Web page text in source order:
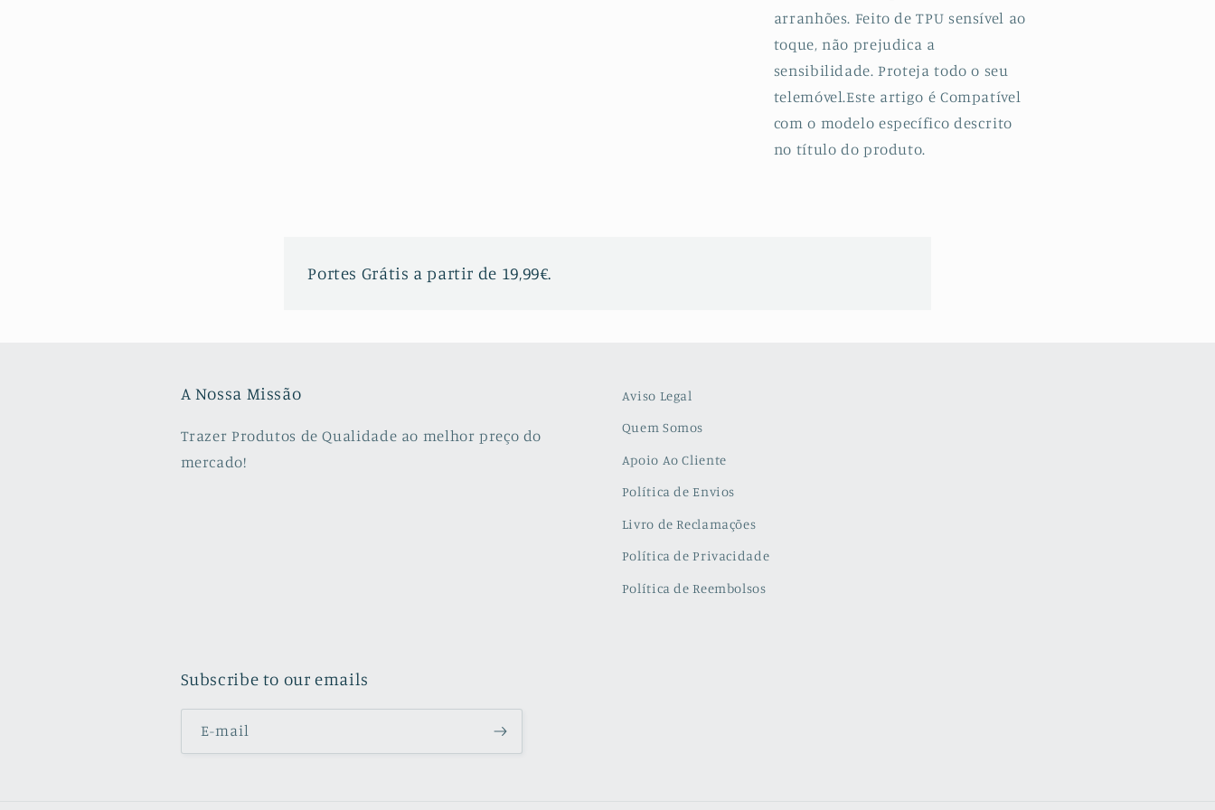
arranhões. Feito de TPU sensível ao
toque, não prejudica a
sensibilidade. Proteja todo o seu
telemóvel.Este artigo é Compatível
com o modelo específico descrito
no título do produto.
Portes Grátis a partir de 19,99€.
A Nossa Missão
Trazer Produtos de Qualidade ao melhor preço do
mercado!
Aviso Legal
Quem Somos
Apoio Ao Cliente
Política de Envios
Livro de Reclamações
Política de Privacidade
Política de Reembolsos
Subscribe to our emails
E-mail